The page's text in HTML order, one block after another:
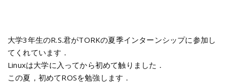
大学3年生のR.S.君がTORKの夏季インターンシップに参加し
てくれています．
Linuxは大学に入ってから初めて触りました．
この夏，初めてROSを勉強します．